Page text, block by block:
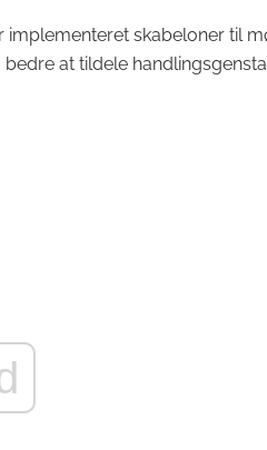
skabeloner til
at tildele